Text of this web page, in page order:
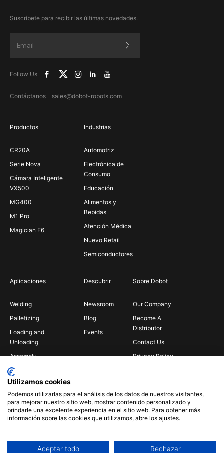
Suscríbete para recibir las últimas novedades.
Follow Us
Contáctanos sales@dobot-robots.com
Productos
CR20A
Serie Nova
Cámara Inteligente
VX500
MG400
M1 Pro
Magician E6
Industrias
Automotriz
Electrónica de
Consumo
Educación
Alimentos y
Bebidas
Atención Médica
Nuevo Retail
Semiconductores
Aplicaciones
Welding
Palletizing
Loading and
Unloading
Assembly
Bin Picking
Gluing
Insertion
Polishing
Descubrir
Newsroom
Blog
Events
Sobre Dobot
Our Company
Become A
Distributor
Contact Us
Privacy Policy
Utilizamos cookies
Podemos utilizarlas para el análisis de los datos de nuestros visitantes,
para mejorar nuestro sitio web, mostrar contenido personalizado y
brindarle una excelente experiencia en el sitio web. Para obtener más
información sobre las cookies que utilizamos, abre los ajustes.
Aceptar todo Rechazar